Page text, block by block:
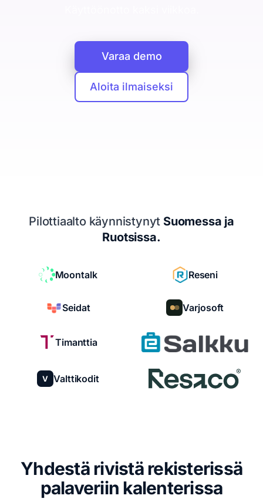
Booking Agent
Chat-keskustelusta myyjän kalenteriin
Varaa demo
Aloita ilmaiseksi
Pilottiaalto käynnistynyt Suomessa ja
Ruotsissa.
Moontalk Reseni
Seidat Varjosoft
Timanttia
V Valttikodit
Yhdestä rivistä rekisterissä
palaveriin kalenterissa